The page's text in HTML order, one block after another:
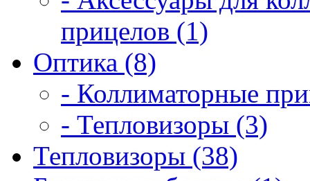
прицелов (1)
Оптика (8)
- Коллиматорные
- Тепловизоры (3)
Тепловизоры (38)